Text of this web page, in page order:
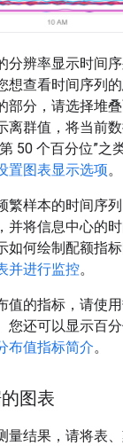
分辨率显示时间
想查看时间序列
部分，请选择堆
离群值，将当前
50 个百分位”之
置图表显示选项。
繁样本的时间序
并将信息中心的
如何绘制配额指
并进行监控。
值的指标，请使
您还可以显示百
布值指标简介。
图表
量结果，请将表